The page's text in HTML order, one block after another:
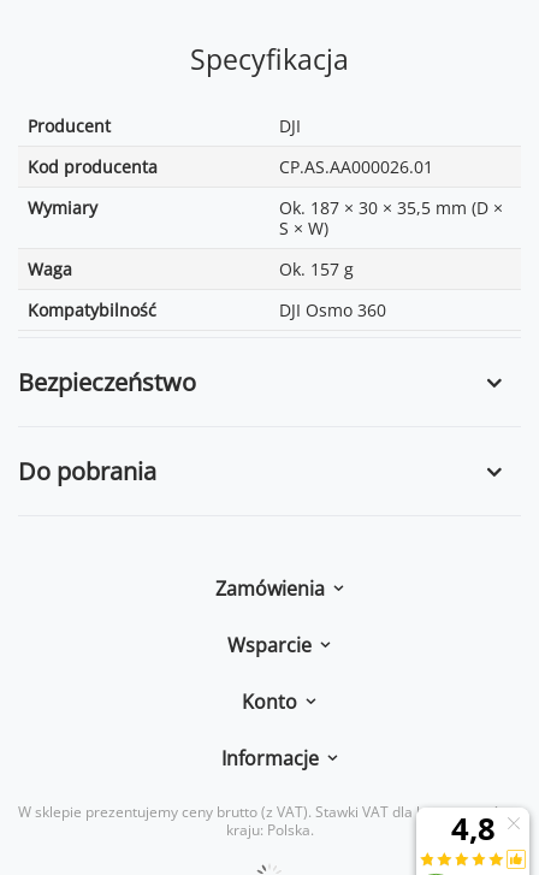
Specyfikacja
Producent
DJI
Kod producenta
CP.AS.AA000026.01
Wymiary
Ok. 187 × 30 × 35,5 mm (D ×
S × W)
Waga
Ok. 157 g
Kompatybilność
DJI Osmo 360
Bezpieczeństwo
Do pobrania
Zamówienia
Wsparcie
Konto
Informacje
W sklepie prezentujemy ceny brutto (z VAT). Stawki VAT dla konsumentów z
kraju: Polska.